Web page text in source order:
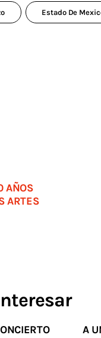
Estado De
AÑOS
ARTES
A